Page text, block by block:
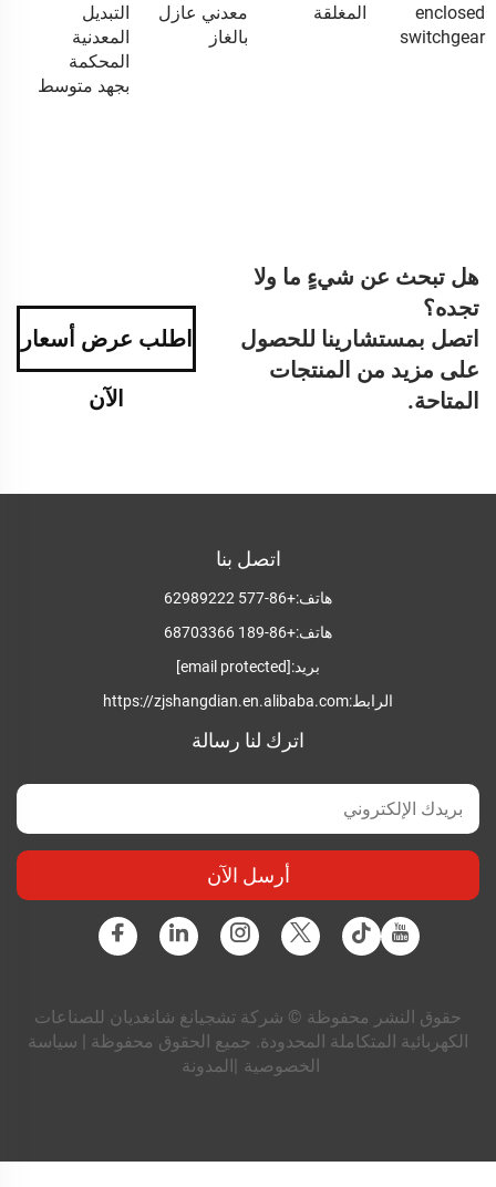
enclosed
switchgear
المغلقة
معدني عازل
بالغاز
التبديل
المعدنية
المحكمة
بجهد متوسط
هل تبحث عن شيءٍ ما ولا
تجده؟
اتصل بمستشارينا للحصول
على مزيد من المنتجات
المتاحة.
اطلب عرض أسعار
الآن
اتصل بنا
هاتف:+86-577 62989222
هاتف:+86-189 68703366
بريد:[email protected]
الرابط:https://zjshangdian.en.alibaba.com
اترك لنا رسالة
أرسل الآن
حقوق النشر محفوظة © شركة تشجيانغ شانغديان للصناعات
الكهربائية المتكاملة المحدودة. جميع الحقوق محفوظة | سياسة
الخصوصية
المدونة